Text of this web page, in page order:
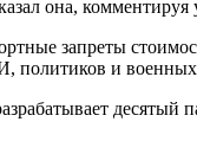
она, комментируя
запреты
политиков и